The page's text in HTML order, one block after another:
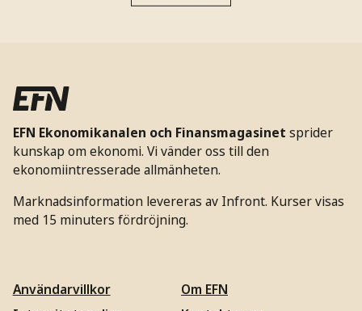
EFN Ekonomikanalen och Finansmagasinet sprider
kunskap om ekonomi. Vi vänder oss till den
ekonomiintresserade allmänheten.
Marknadsinformation levereras av Infront. Kurser visas
med 15 minuters fördröjning.
Användarvillkor
Om EFN